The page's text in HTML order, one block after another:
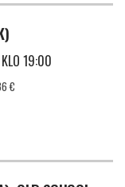
19:00
€